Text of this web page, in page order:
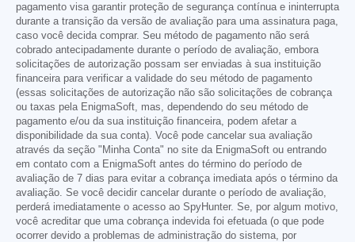
pagamento visa garantir proteção de segurança contínua e ininterrupta
durante a transição da versão de avaliação para uma assinatura paga,
caso você decida comprar. Seu método de pagamento não será
cobrado antecipadamente durante o período de avaliação, embora
solicitações de autorização possam ser enviadas à sua instituição
financeira para verificar a validade do seu método de pagamento
(essas solicitações de autorização não são solicitações de cobrança
ou taxas pela EnigmaSoft, mas, dependendo do seu método de
pagamento e/ou da sua instituição financeira, podem afetar a
disponibilidade da sua conta). Você pode cancelar sua avaliação
através da seção "Minha Conta" no site da EnigmaSoft ou entrando
em contato com a EnigmaSoft antes do término do período de
avaliação de 7 dias para evitar a cobrança imediata após o término da
avaliação. Se você decidir cancelar durante o período de avaliação,
perderá imediatamente o acesso ao SpyHunter. Se, por algum motivo,
você acreditar que uma cobrança indevida foi efetuada (o que pode
ocorrer devido a problemas de administração do sistema, por